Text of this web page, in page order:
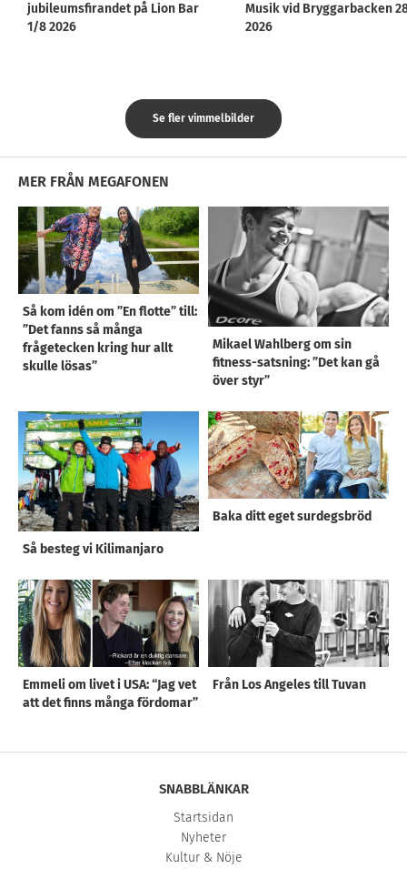
jubileumsfirandet på Lion Bar
1/8 2026
Musik vid Bryggarbacken
2026
Se fler vimmelbilder
MER FRÅN MEGAFONEN
Så kom idén om ”En flotte” till:
”Det fanns så många
frågetecken kring hur allt
skulle lösas”
Mikael Wahlberg om sin
fitness-satsning: ”Det kan gå
över styr”
Så besteg vi Kilimanjaro
Baka ditt eget surdegsbröd
Emmeli om livet i USA: “Jag vet
att det finns många fördomar”
Från Los Angeles till Tuvan
SNABBLÄNKAR
Startsidan
Nyheter
Kultur & Nöje